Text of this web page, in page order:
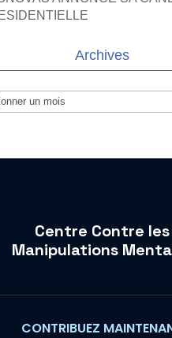
Archives
Centre Contre les
Manipulations
CONTRIBUEZ